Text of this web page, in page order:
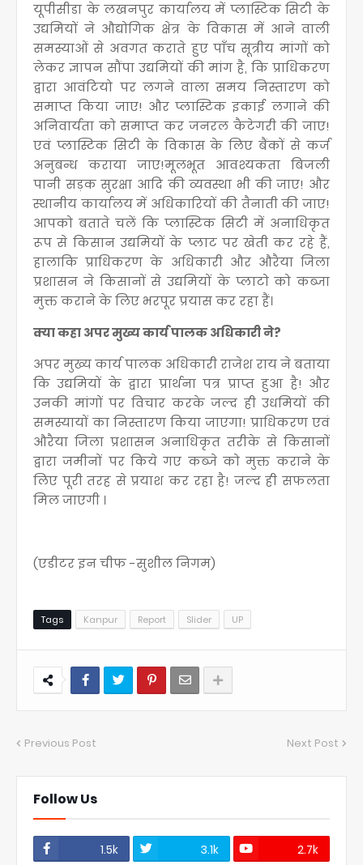
यूपीसीडा के लखनपुर कार्यालय में प्लास्टिक सिटी के
उद्यमियों ने औद्योगिक क्षेत्र के विकास में आने वाली
समस्याओं से अवगत कराते हुए पाँच सूत्रीय मांगों को
लेकर ज्ञापन सौंपा उद्यमियों की मांग है, कि प्राधिकरण
द्वारा आवंटियो पर लगने वाला समय निस्तारण को
समाप्त किया जाए! और प्लास्टिक इकाई लगाने की
अनिवार्यता को समाप्त कर जनरल कैटेगरी की जाए!
एवं प्लास्टिक सिटी के विकास के लिए बैंकों से कर्ज
अनुबन्ध कराया जाए!मूलभूत आवश्यकता बिजली
पानी सड़क सुरक्षा आदि की व्यवस्था भी की जाए! और
स्थानीय कार्यालय में अधिकारियों की तैनाती की जाए!
आपको बताते चलें कि प्लास्टिक सिटी में अनाधिकृत
रूप से किसान उद्यमियों के प्लाट पर खेती कर रहे हैं,
हालाकि प्राधिकरण के अधिकारी और औरैया जिला
प्रशासन ने किसानों से उद्यमियों के प्लाटो को कब्जा
मुक्त कराने के लिए भरपूर प्रयास कर रहा हैं।
क्या कहा अपर मुख्य कार्य पालक अधिकारी ने?
अपर मुख्य कार्य पालक अधिकारी राजेश राय ने बताया
कि उद्यमियों के द्वारा प्रार्थना पत्र प्राप्त हुआ है! और
उनकी मांगों पर विचार करके जल्द ही उधमियों की
समस्यायों का निस्तारण किया जाएगा! प्राधिकरण एवं
औरैया जिला प्रशासन अनाधिकृत तरीके से किसानों
द्वारा जमीनों पर किये गए कब्जे को मुक्त कराने के
लिए पूरी तरह से प्रयाश कर रहा है! जल्द ही सफलता
मिल जाएगी ।
(एडीटर इन चीफ -सुशील निगम)
Tags Kanpur Report Slider UP
Previous Post Next Post
Follow Us
1.5k 3.1k 2.7k